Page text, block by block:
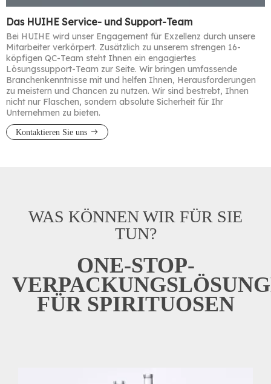
Das HUIHE Service- und Support-Team
Bei HUIHE wird unser Engagement für Exzellenz durch unsere
Mitarbeiter verkörpert. Zusätzlich zu unserem strengen 16-
köpfigen QC-Team steht Ihnen ein engagiertes
Lösungssupport-Team zur Seite. Wir bringen umfassende
Branchenkenntnisse mit und helfen Ihnen, Herausforderungen
zu meistern und Chancen zu nutzen. Wir sind bestrebt, Ihnen
nicht nur Flaschen, sondern absolute Sicherheit für Ihr
Unternehmen zu bieten.​​​​​​​
Kontaktieren Sie uns
WAS KÖNNEN WIR FÜR SIE
TUN?
ONE-STOP-
FÜR SPIRITUOSEN